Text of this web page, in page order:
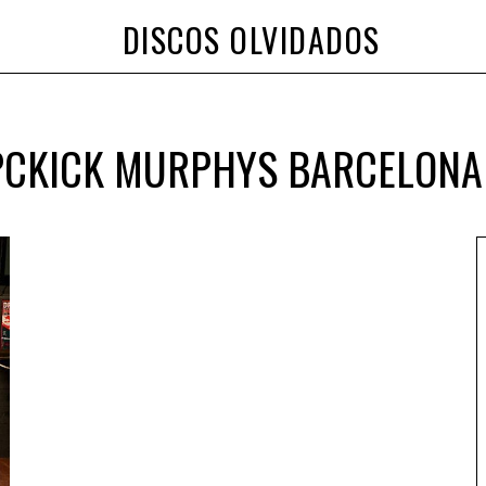
DISCOS OLVIDADOS
MURPHYS